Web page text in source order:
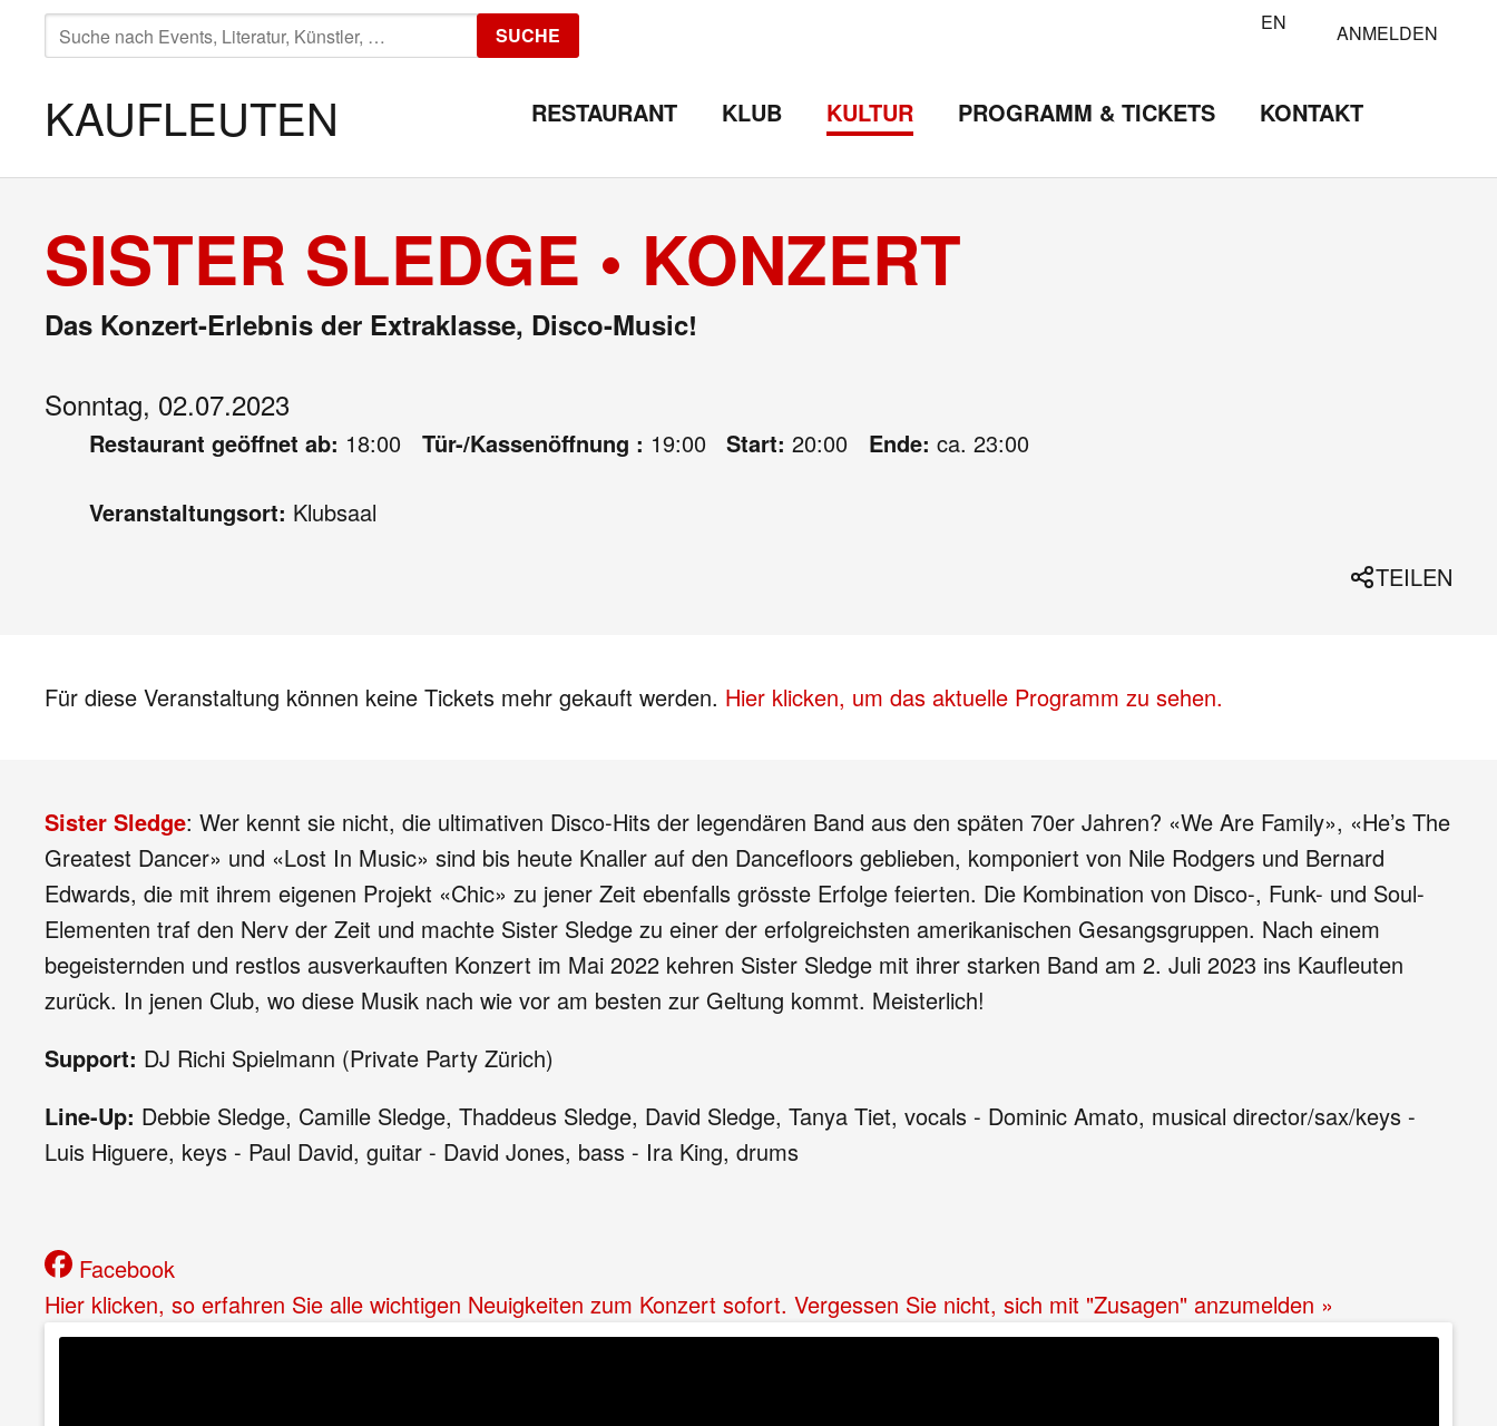
SUCHE
NACH:
SUCHE EN ANMELDEN
KAUFLEUTEN RESTAURANT KLUB KULTUR PROGRAMM & TICKETS KONTAKT
SISTER SLEDGE • KONZERT
Das Konzert-Erlebnis der Extraklasse, Disco-Music!
Sonntag, 02.07.2023
Restaurant geöffnet ab: 18:00 Tür-/Kassenöffnung : 19:00 Start: 20:00 Ende: ca. 23:00
Veranstaltungsort: Klubsaal
TEILEN
Für diese Veranstaltung können keine Tickets mehr gekauft werden. Hier klicken, um das aktuelle Programm zu sehen.
Sister Sledge: Wer kennt sie nicht, die ultimativen Disco-Hits der legendären Band aus den späten 70er Jahren? «We Are Family», «He’s The
Greatest Dancer» und «Lost In Music» sind bis heute Knaller auf den Dancefloors geblieben, komponiert von Nile Rodgers und Bernard
Edwards, die mit ihrem eigenen Projekt «Chic» zu jener Zeit ebenfalls grösste Erfolge feierten. Die Kombination von Disco-, Funk- und Soul-
Elementen traf den Nerv der Zeit und machte Sister Sledge zu einer der erfolgreichsten amerikanischen Gesangsgruppen. Nach einem
begeisternden und restlos ausverkauften Konzert im Mai 2022 kehren Sister Sledge mit ihrer starken Band am 2. Juli 2023 ins Kaufleuten
zurück. In jenen Club, wo diese Musik nach wie vor am besten zur Geltung kommt. Meisterlich!
Support: DJ Richi Spielmann (Private Party Zürich)
Line-Up: Debbie Sledge, Camille Sledge, Thaddeus Sledge, David Sledge, Tanya Tiet, vocals - Dominic Amato, musical director/sax/keys -
Luis Higuere, keys - Paul David, guitar - David Jones, bass - Ira King, drums
Facebook
Hier klicken, so erfahren Sie alle wichtigen Neuigkeiten zum Konzert sofort. Vergessen Sie nicht, sich mit "Zusagen" anzumelden »